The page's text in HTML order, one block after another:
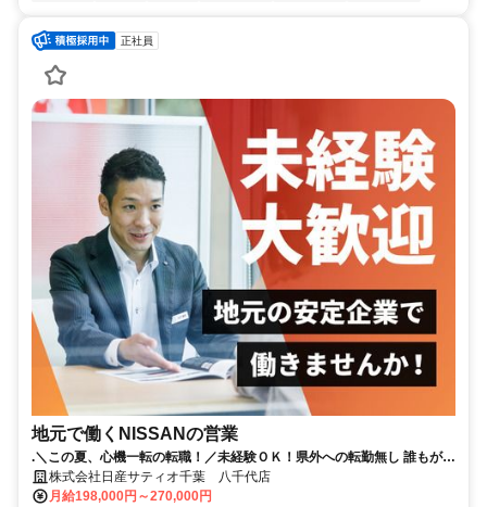
正社員
地元で働くNISSANの営業
.＼この夏、心機一転の転職！／未経験ＯＫ！県外への転勤無し 誰もが知
る安心な会社！年間休日119日│賞与4か月分（昨年実績）
株式会社日産サティオ千葉 八千代店
月給198,000円～270,000円